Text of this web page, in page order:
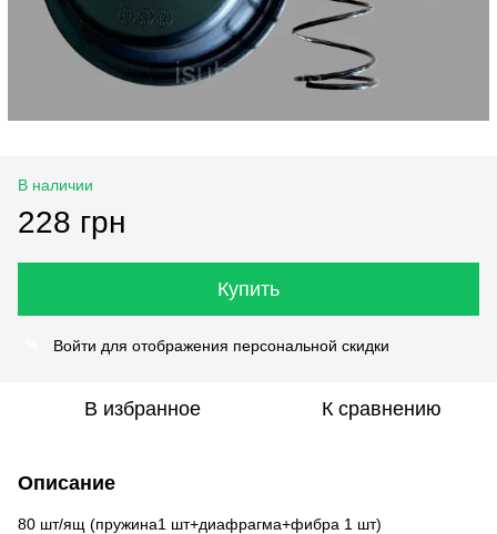
В наличии
228 грн
Купить
Войти для отображения персональной скидки
В избранное К сравнению
Описание
80 шт/ящ (пружина1 шт+диафрагма+фибра 1 шт)